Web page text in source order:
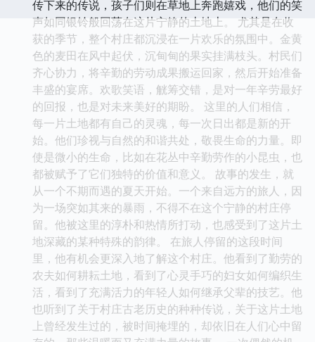
传下来的传说，孩子们则在草地上奔跑嬉戏，他们的笑
声如同银铃般回荡在这片宁静的土地上。 尤其是在收
获的季节，整个村庄都沉浸在一片欢乐的氛围中。金黄
色的麦田在风中起伏，沉甸甸的果实挂满枝头。村民们
齐心协力，将辛勤的劳动成果搬运回家，然后开始准备
丰盛的宴席。欢歌笑语，觥筹交错，是对一年辛劳最好
的回报，也是对未来美好的期盼。 这里的人们相信，
每一片土地都有自己的灵魂，每一次日出都是新的开
始。他们珍视与自然的和谐共处，敬畏生命的力量。即
使是微小的生命，比如在花丛中辛勤劳作的小昆虫，也
都被赋予了它们独特的价值和意义。 故事的发生，就
从一个不期而遇的夏天开始。一个来自远方的旅人，因
为一场突如其来的暴雨，不得不在这个宁静的村庄停
留。他被这里的淳朴和热情所打动，也感受到了这片土
地深藏的某种特殊的韵律。 在旅人停留的这段时间
里，他有机会更深入地了解这个村庄。他看到了勤劳的
农夫如何耕耘土地，看到了心灵手巧的妇女如何编织生
活，看到了充满活力的年轻人如何继承父辈的技艺。他
也听到了关于村庄古老历史的种种传说，关于这片土地
上曾经发生过的，被时间掩埋的，却依旧在人们心中留